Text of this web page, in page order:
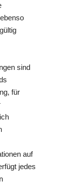
sind
für
auf
jedes